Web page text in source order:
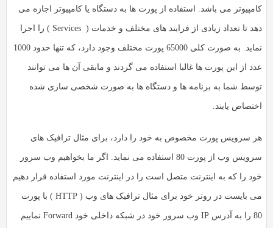
کامپیوتر می باشد. استفاده از پورت ها به دستگاه یا کامپیوتر اجازه می
دهد تا تعداد زیادی از فرایند های مختلف و خدمات ( Services ) را اجرا
نماید. به صورت کلی 65000 پورت مختلف وجود دارد، که تنها حدود 1000
عدد از این پورت ها غالبا استفاده می گردند و مابقی آن ها می توانند
توسط شما به برنامه ها و دستگاه ها به صورت شخصی سازی شده
اختصاص یابند.
هر سرویس پورت مخصوص به خود را دارد، برای مثال ترافیک های
سرویس وب از پورت 80 استفاده می نماید. اگر ما بخواهیم وب سرور
خود را که به اینترنت متصل است را در اینترنت مورد استفاده قرار دهیم
می بایست در روتر خود برای مثال ترافیک های وب ( HTTP ) با پورت
80 را به آدرس IP وب سرور خود در شبکه داخلی خود Forward نماییم.